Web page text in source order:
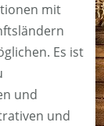
mit
Es ist
und
und